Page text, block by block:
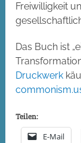
Freiwilligkeit
Das Buch ist
Druckwerk
Teilen:
E-Mail